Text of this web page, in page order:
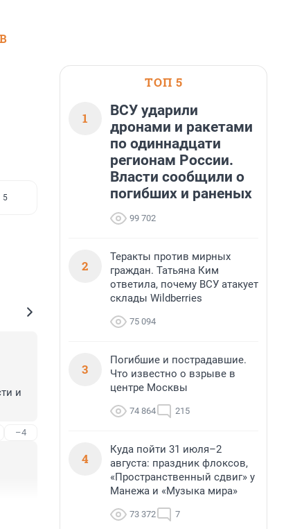
5
и
–4
ТОП 5
1
ВСУ ударили
дронами и ракетами
по одиннадцати
регионам России.
Власти сообщили о
погибших и раненых
99 702
2
Теракты против мирных
граждан. Татьяна Ким
ответила, почему ВСУ атакует
склады Wildberries
75 094
3
Погибшие и пострадавшие.
Что известно о взрыве в
центре Москвы
74 864 215
4
Куда пойти 31 июля–2
августа: праздник флоксов,
«Пространственный сдвиг» у
Манежа и «Музыка мира»
73 372 7